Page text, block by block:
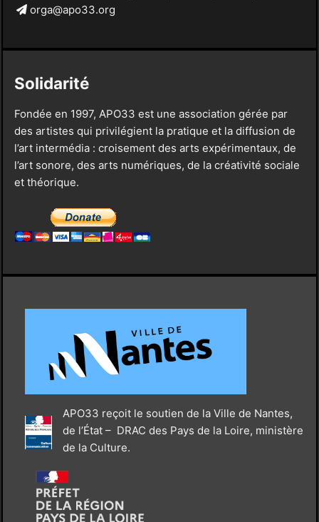
orga@apo33.org
Solidarité
Fondée en 1997, APO33 est une association gérée par
des artistes qui privilégient la pratique et la diffusion de
l’art intermédia : croisement des arts expérimentaux, de
l’art sonore, des arts numériques, de la créativité sociale
et théorique.
APO33 reçoit le soutien de la Ville de Nantes,
de l’État – DRAC des Pays de la Loire, ministère
de la Culture.